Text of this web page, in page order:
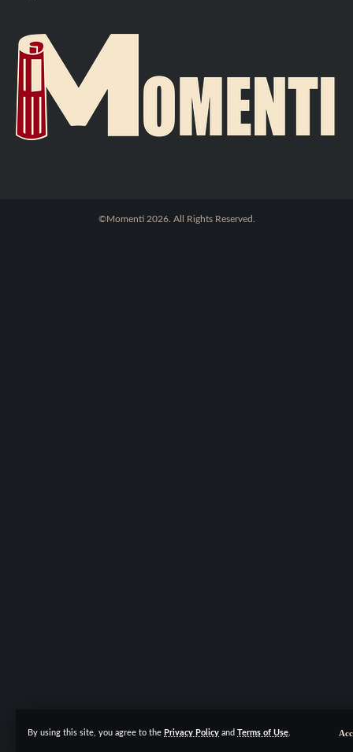
By using this site, you agree to the Privacy Policy and Terms of Use.
©Momenti 2026. All Rights Reserved.